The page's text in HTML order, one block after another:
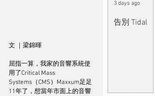
文 ｜梁錦暉
屈指一算，我家的音響系統使
用了Critical Mass
Systems（CMS）Maxxum足足
11年了，想當年市面上的音響
告別 Tidal
3 days ago